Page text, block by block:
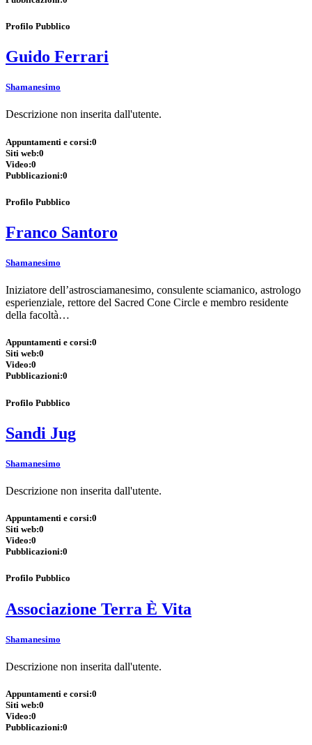
Profilo Pubblico
Guido Ferrari
Shamanesimo
Descrizione non inserita dall'utente.
Appuntamenti e corsi:0
Siti web:0
Video:0
Pubblicazioni:0
Profilo Pubblico
Franco Santoro
Shamanesimo
Iniziatore dell’astrosciamanesimo, consulente sciamanico, astrologo
esperienziale, rettore del Sacred Cone Circle e membro residente
della facoltà…
Appuntamenti e corsi:0
Siti web:0
Video:0
Pubblicazioni:0
Profilo Pubblico
Sandi Jug
Shamanesimo
Descrizione non inserita dall'utente.
Appuntamenti e corsi:0
Siti web:0
Video:0
Pubblicazioni:0
Profilo Pubblico
Associazione Terra È Vita
Shamanesimo
Descrizione non inserita dall'utente.
Appuntamenti e corsi:0
Siti web:0
Video:0
Pubblicazioni:0